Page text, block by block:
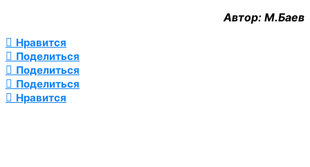
Автор: М.Баев
Нравится
Поделиться
Поделиться
Поделиться
Нравится